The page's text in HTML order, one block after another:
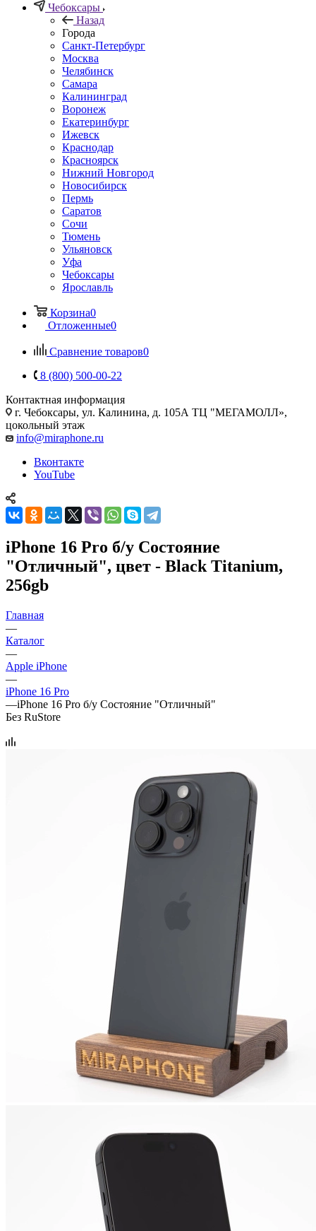
Чебоксары
Назад
Города
Санкт-Петербург
Москва
Челябинск
Самара
Калининград
Воронеж
Екатеринбург
Ижевск
Краснодар
Красноярск
Нижний Новгород
Новосибирск
Пермь
Саратов
Сочи
Тюмень
Ульяновск
Уфа
Чебоксары
Ярославль
Корзина0
Отложенные0
Сравнение товаров0
8 (800) 500-00-22
Контактная информация
г. Чебоксары, ул. Калинина, д. 105А ТЦ "МЕГАМОЛЛ»,
цокольный этаж
info@miraphone.ru
Вконтакте
YouTube
iPhone 16 Pro б/у Состояние
"Отличный", цвет - Black Titanium,
256gb
Главная
—
Каталог
—
Apple iPhone
—
iPhone 16 Pro
—iPhone 16 Pro б/у Состояние "Отличный"
Без RuStore